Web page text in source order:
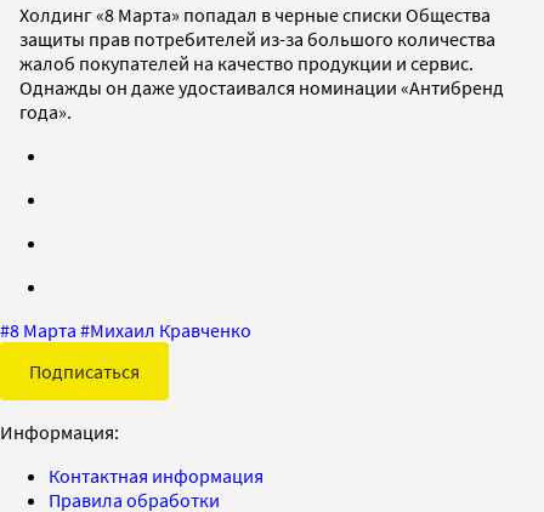
Холдинг «8 Марта» попадал в черные списки Общества
защиты прав потребителей из-за большого количества
жалоб покупателей на качество продукции и сервис.
Однажды он даже удостаивался номинации «Антибренд
года».
#8 Марта #Михаил Кравченко
Подписаться
Информация:
Контактная информация
Правила обработки